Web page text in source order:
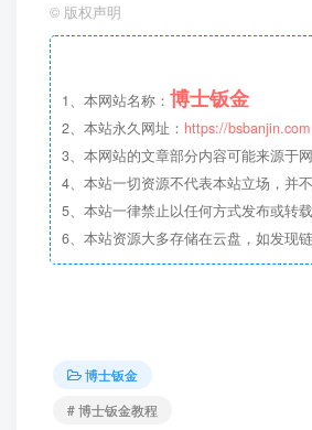
© 版权声明
1、本网站名称： 博士钣金
2、本站永久网址： https://bsbanjin.com
3、本网站的文章部分内容可能来源于
4、本站一切资源不代表本站立场，并
5、本站一律禁止以任何方式发布或转
6、本站资源大多存储在云盘，如发现
博士钣金
# 博士钣金教程